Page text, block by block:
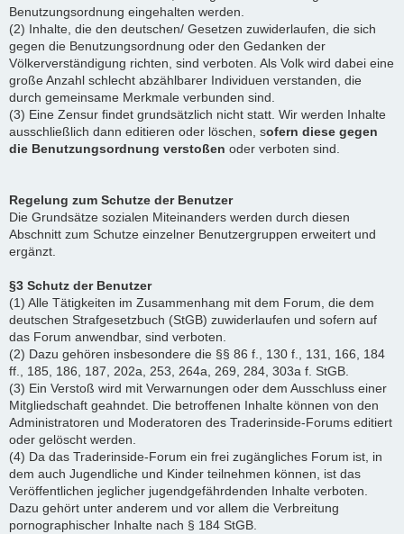
Benutzungsordnung eingehalten werden.
(2) Inhalte, die den deutschen/ Gesetzen zuwiderlaufen, die sich
gegen die Benutzungsordnung oder den Gedanken der
Völkerverständigung richten, sind verboten. Als Volk wird dabei eine
große Anzahl schlecht abzählbarer Individuen verstanden, die
durch gemeinsame Merkmale verbunden sind.
(3) Eine Zensur findet grundsätzlich nicht statt. Wir werden Inhalte
ausschließlich dann editieren oder löschen, sofern diese gegen
die Benutzungsordnung verstoßen oder verboten sind.
Regelung zum Schutze der Benutzer
Die Grundsätze sozialen Miteinanders werden durch diesen
Abschnitt zum Schutze einzelner Benutzergruppen erweitert und
ergänzt.
§3 Schutz der Benutzer
(1) Alle Tätigkeiten im Zusammenhang mit dem Forum, die dem
deutschen Strafgesetzbuch (StGB) zuwiderlaufen und sofern auf
das Forum anwendbar, sind verboten.
(2) Dazu gehören insbesondere die §§ 86 f., 130 f., 131, 166, 184
ff., 185, 186, 187, 202a, 253, 264a, 269, 284, 303a f. StGB.
(3) Ein Verstoß wird mit Verwarnungen oder dem Ausschluss einer
Mitgliedschaft geahndet. Die betroffenen Inhalte können von den
Administratoren und Moderatoren des Traderinside-Forums editiert
oder gelöscht werden.
(4) Da das Traderinside-Forum ein frei zugängliches Forum ist, in
dem auch Jugendliche und Kinder teilnehmen können, ist das
Veröffentlichen jeglicher jugendgefährdenden Inhalte verboten.
Dazu gehört unter anderem und vor allem die Verbreitung
pornographischer Inhalte nach § 184 StGB.